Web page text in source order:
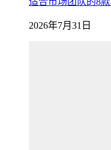
2026年7月31日